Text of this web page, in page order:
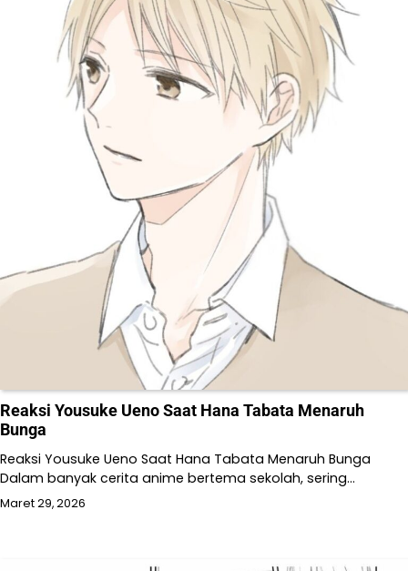
Reaksi Yousuke Ueno Saat Hana Tabata Menaruh
Bunga
Reaksi Yousuke Ueno Saat Hana Tabata Menaruh Bunga
Dalam banyak cerita anime bertema sekolah, sering…
Maret 29, 2026